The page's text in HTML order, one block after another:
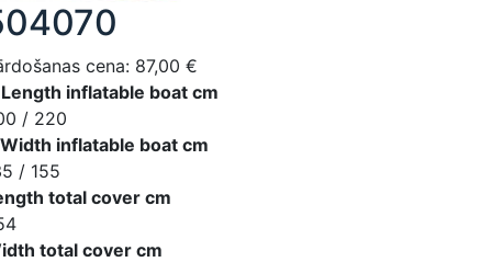
cena: 87,00 €
inflatable boat cm
/ 220
inflatable boat cm
/ 155
total cover cm
total cover cm